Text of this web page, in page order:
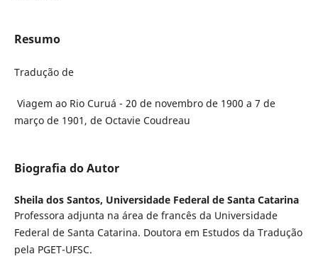
Resumo
Tradução de
Viagem ao Rio Curuá - 20 de novembro de 1900 a 7 de
março de 1901, de Octavie Coudreau
Biografia do Autor
Sheila dos Santos, Universidade Federal de Santa Catarina
Professora adjunta na área de francês da Universidade
Federal de Santa Catarina. Doutora em Estudos da Tradução
pela PGET-UFSC.